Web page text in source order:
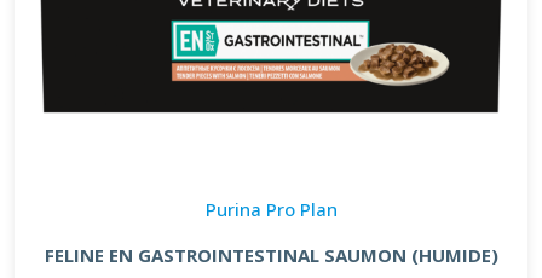
Purina Pro Plan
FELINE EN GASTROINTESTINAL SAUMON (HUMIDE)